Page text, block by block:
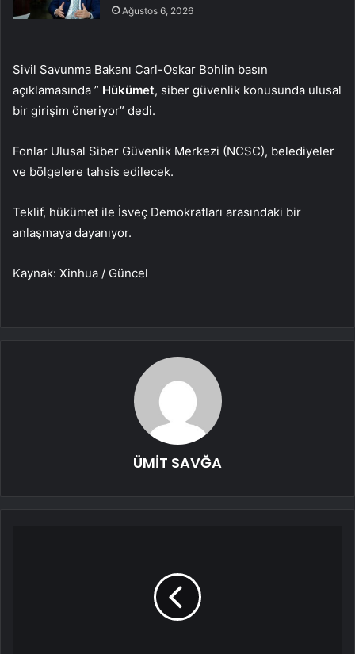
Ağustos 6, 2026
Sivil Savunma Bakanı Carl-Oskar Bohlin basın
açıklamasında ” Hükümet, siber güvenlik konusunda ulusal
bir girişim öneriyor” dedi.
Fonlar Ulusal Siber Güvenlik Merkezi (NCSC), belediyeler
ve bölgelere tahsis edilecek.
Teklif, hükümet ile İsveç Demokratları arasındaki bir
anlaşmaya dayanıyor.
Kaynak: Xinhua / Güncel
ÜMİT SAVĞA